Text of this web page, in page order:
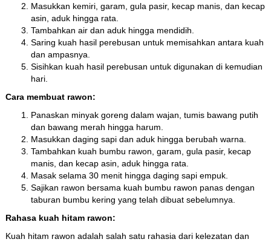
Masukkan kemiri, garam, gula pasir, kecap manis, dan kecap
asin, aduk hingga rata.
Tambahkan air dan aduk hingga mendidih.
Saring kuah hasil perebusan untuk memisahkan antara kuah
dan ampasnya.
Sisihkan kuah hasil perebusan untuk digunakan di kemudian
hari.
Cara membuat rawon:
Panaskan minyak goreng dalam wajan, tumis bawang putih
dan bawang merah hingga harum.
Masukkan daging sapi dan aduk hingga berubah warna.
Tambahkan kuah bumbu rawon, garam, gula pasir, kecap
manis, dan kecap asin, aduk hingga rata.
Masak selama 30 menit hingga daging sapi empuk.
Sajikan rawon bersama kuah bumbu rawon panas dengan
taburan bumbu kering yang telah dibuat sebelumnya.
Rahasa kuah hitam rawon:
Kuah hitam rawon adalah salah satu rahasia dari kelezatan dan